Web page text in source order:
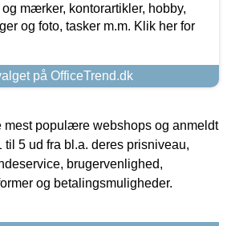
mærker, kontorartikler, hobby,
og foto, tasker m.m. Klik her for
på OfficeTrend.dk
mest populære webshops og anmeldt
til 5 ud fra bl.a. deres prisniveau,
brugervenlighed,
og betalingsmuligheder.